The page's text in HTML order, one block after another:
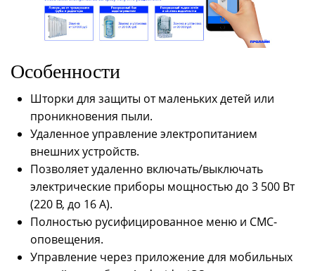
Особенности
Шторки для защиты от маленьких детей или
проникновения пыли.
Удаленное управление электропитанием
внешних устройств.
Позволяет удаленно включать/выключать
электрические приборы мощностью до 3 500 Вт
(220 В, до 16 А).
Полностью русифицированное меню и СМС-
оповещения.
Управление через приложение для мобильных